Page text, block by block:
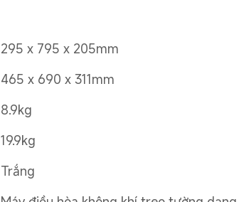
295 x 795 x 205mm
465 x 690 x 311mm
8.9kg
19.9kg
Trắng